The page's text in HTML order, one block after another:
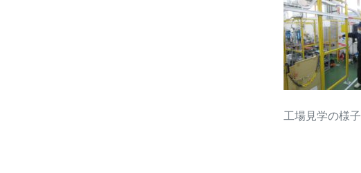
工場見学の様子